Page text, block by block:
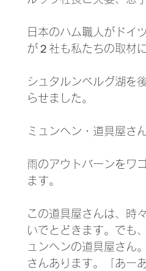
日本のハム職人がドイ
が２社も私たちの取材
シュタルンベルグ湖を
らせました。
ミュンヘン・道具屋さ
雨のアウトバーンをワ
ます。
この道具屋さんは、時
いでとどきます。でも
ュンヘンの道具屋さん
さんあります。「あー